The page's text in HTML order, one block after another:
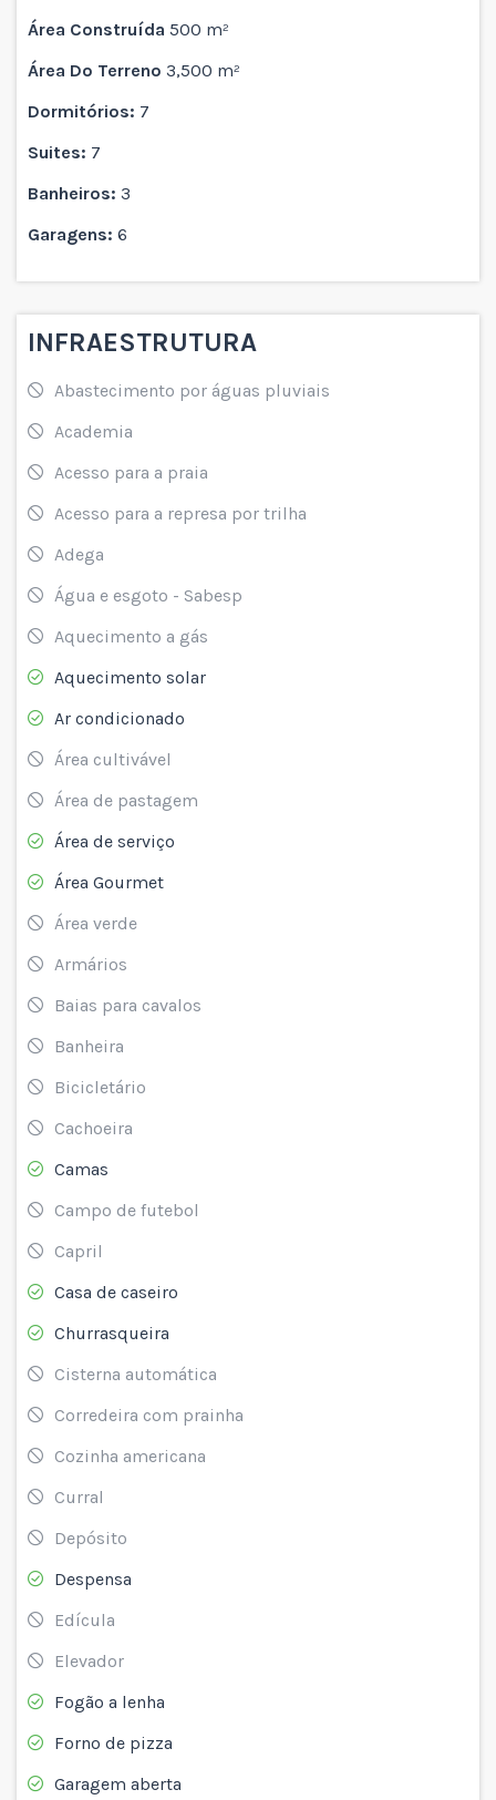
Área Construída
500 m²
Área Do Terreno
3,500 m²
Dormitórios: 7
Suites: 7
Banheiros: 3
Garagens: 6
INFRAESTRUTURA
Abastecimento por águas pluviais
Academia
Acesso para a praia
Acesso para a represa por trilha
Adega
Água e esgoto - Sabesp
Aquecimento a gás
Aquecimento solar
Ar condicionado
Área cultivável
Área de pastagem
Área de serviço
Área Gourmet
Área verde
Armários
Baias para cavalos
Banheira
Bicicletário
Cachoeira
Camas
Campo de futebol
Capril
Casa de caseiro
Churrasqueira
Cisterna automática
Corredeira com prainha
Cozinha americana
Curral
Depósito
Despensa
Edícula
Elevador
Fogão a lenha
Forno de pizza
Garagem aberta